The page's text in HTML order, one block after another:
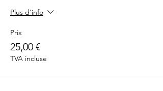
Plus d'info
Prix
25,00 €
TVA incluse